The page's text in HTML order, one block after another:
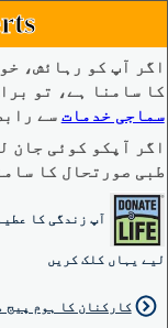
اگر آپ کو رہائش،
کا سامنا ہے، تو
سماجی خدمات سے
اگر آپکو کوئی جان
طبی صورتحال کا سامنا ہے،
آپ زندگی کا
لیے یہاں کلک کریں
کارکنان کا ہوم پیج